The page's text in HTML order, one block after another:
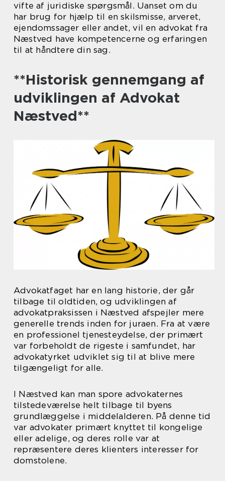
vifte af juridiske spørgsmål. Uanset om du
har brug for hjælp til en skilsmisse, arveret,
ejendomssager eller andet, vil en advokat fra
Næstved have kompetencerne og erfaringen
til at håndtere din sag.
**Historisk gennemgang af
udviklingen af Advokat
Næstved**
Advokatfaget har en lang historie, der går
tilbage til oldtiden, og udviklingen af
advokatpraksissen i Næstved afspejler mere
generelle trends inden for juraen. Fra at være
en professionel tjenesteydelse, der primært
var forbeholdt de rigeste i samfundet, har
advokatyrket udviklet sig til at blive mere
tilgængeligt for alle.
I Næstved kan man spore advokaternes
tilstedeværelse helt tilbage til byens
grundlæggelse i middelalderen. På denne tid
var advokater primært knyttet til kongelige
eller adelige, og deres rolle var at
repræsentere deres klienters interesser for
domstolene.